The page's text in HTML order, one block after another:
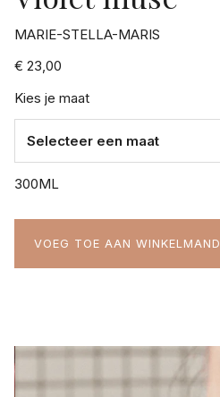
MARIE-STELLA-MARIS
€ 23,00
Kies je maat
300ML
VOEG TOE AAN WINKELMAND